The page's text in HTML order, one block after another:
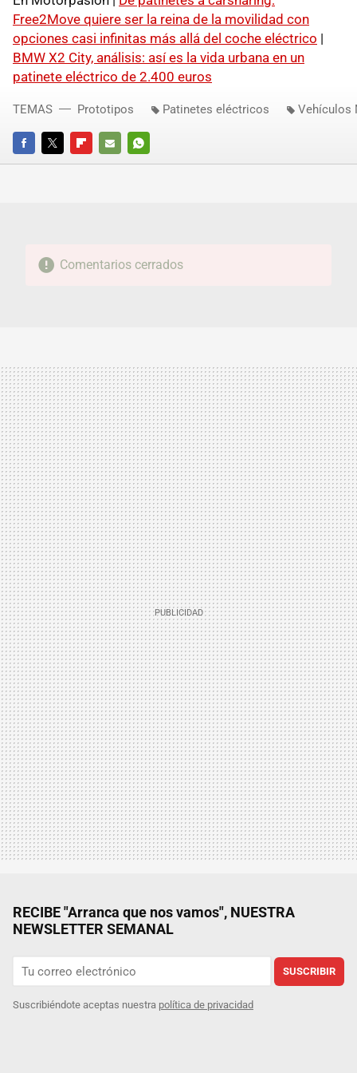
Free2Move quiere ser la reina de la movilidad con
opciones casi infinitas más allá del coche eléctrico |
BMW X2 City, análisis: así es la vida urbana en un
patinete eléctrico de 2.400 euros
FACEBOOKTWITTERFLIPBOARD
E-
WHATSAPP
TEMAS Prototipos Patinetes eléctricos Vehículos
Comentarios cerrados
RECIBE "Arranca que nos vamos", NUESTRA
NEWSLETTER SEMANAL
SUSCRIBIR
Suscribiéndote aceptas nuestra política de privacidad